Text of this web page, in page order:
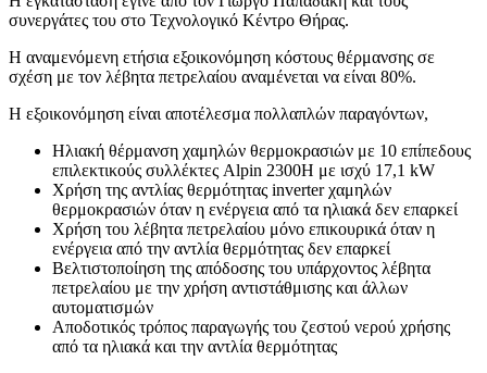
συνεργάτες του στο Τεχνολογικό Κέντρο Θήρας.
Η αναμενόμενη ετήσια εξοικονόμηση κόστους θέρμανσης σε
σχέση με τον λέβητα πετρελαίου αναμένεται να είναι 80%.
Η εξοικονόμηση είναι αποτέλεσμα πολλαπλών παραγόντων,
Ηλιακή θέρμανση χαμηλών θερμοκρασιών με 10 επίπεδους
επιλεκτικούς συλλέκτες Alpin 2300H με ισχύ 17,1 kW
Χρήση της αντλίας θερμότητας inverter χαμηλών
θερμοκρασιών όταν η ενέργεια από τα ηλιακά δεν επαρκεί
Χρήση του λέβητα πετρελαίου μόνο επικουρικά όταν η
ενέργεια από την αντλία θερμότητας δεν επαρκεί
Βελτιστοποίηση της απόδοσης του υπάρχοντος λέβητα
πετρελαίου με την χρήση αντιστάθμισης και άλλων
αυτοματισμών
Αποδοτικός τρόπος παραγωγής του ζεστού νερού χρήσης
από τα ηλιακά και την αντλία θερμότητας